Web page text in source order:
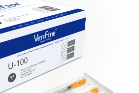
AÑADIR AL CARRITO